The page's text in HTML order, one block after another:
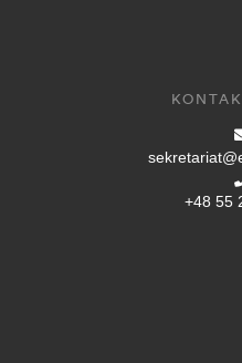
+48 55